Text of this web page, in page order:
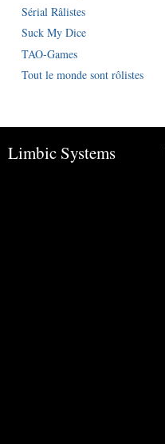
Sérial Râlistes
Suck My Dice
TAO-Games
Tout le monde sont rôlistes
Limbic Systems